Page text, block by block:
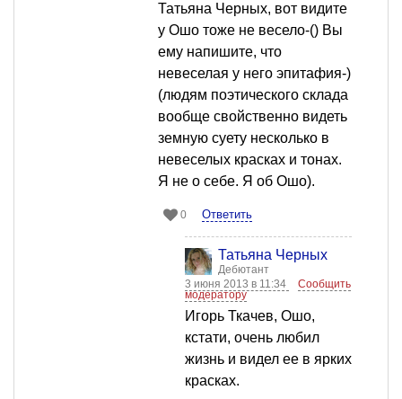
Татьяна Черных, вот видите
у Ошо тоже не весело-() Вы
ему напишите, что
невеселая у него эпитафия-)
(людям поэтического склада
вообще свойственно видеть
земную суету несколько в
невеселых красках и тонах.
Я не о себе. Я об Ошо).
0 Ответить
Татьяна Черных
Дебютант
3 июня 2013 в 11:34
Сообщить
модератору
Игорь Ткачев, Ошо,
кстати, очень любил
жизнь и видел ее в ярких
красках.